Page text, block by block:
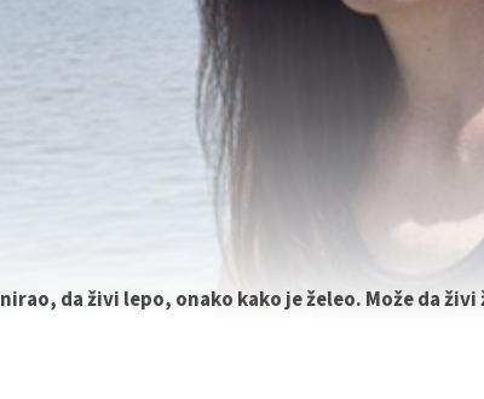
da živi lepo, onako kako je želeo. Može da